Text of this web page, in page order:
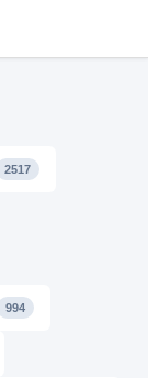
2517
994